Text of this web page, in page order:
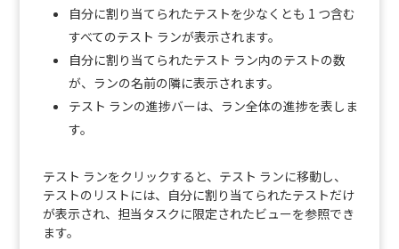
自分に割り当てられたテストを少なくとも 1 つ含む
すべてのテスト ランが表示されます。
自分に割り当てられたテスト ラン内のテストの数
が、ランの名前の隣に表示されます。
テスト ランの進捗バーは、ラン全体の進捗を表しま
す。
テスト ランをクリックすると、テスト ランに移動し、
テストのリストには、自分に割り当てられたテストだけ
が表示され、担当タスクに限定されたビューを参照でき
ます。